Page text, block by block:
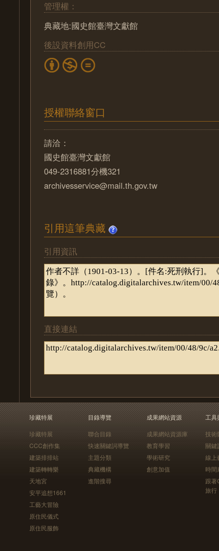
管理權：
典藏地:國史館臺灣文獻館
後設資料創用CC
授權聯絡窗口
請洽：
國史館臺灣文獻館
049-2316881分機321
archivesservice@mail.th.gov.tw
引用這筆典藏
引用資訊
直接連結
珍藏特展
珍藏特展
CCC創作集
建築排排站
建築轉轉樂
天地宮
安平追想1661
工藝大冒險
原住民儀式
原住民服飾
目錄導覽
聯合目錄
快速關鍵詞導覽
主題分類
典藏機構
進階搜尋
成果網站資源
成果網站資源庫
教育學習
學術研究
創意加值
工具
技術
關鍵
線上
時間
跟
旅行